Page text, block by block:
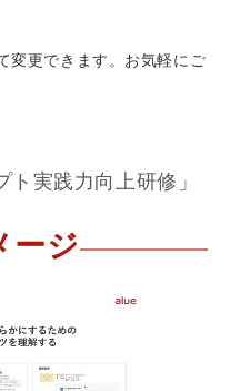
変更できます。お気軽にご
ト実践力向上研修」
ージ